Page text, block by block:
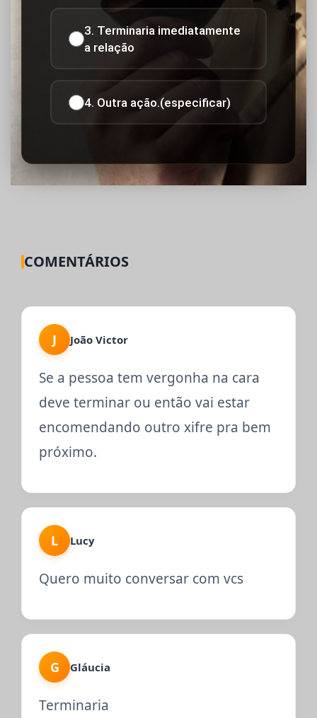
3. Terminaria imediatamente
a relação
4. Outra ação.(especificar)
COMENTÁRIOS
J João Victor
Se a pessoa tem vergonha na cara
deve terminar ou então vai estar
encomendando outro xifre pra bem
próximo.
L Lucy
Quero muito conversar com vcs
G Gláucia
Terminaria